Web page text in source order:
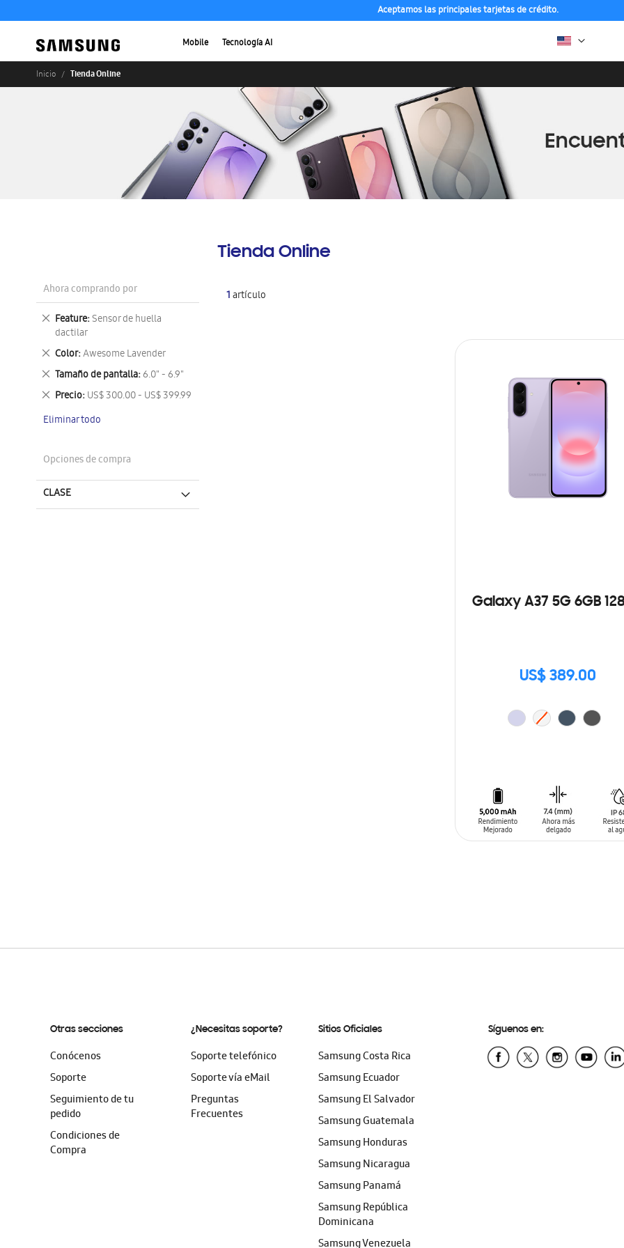
Aceptamos las principales tarjetas de crédito.
Mobile Tecnología AI
Inicio Tienda Online
Tienda Online
1artículo
Galaxy A37 5G 6GB
US$ 389.00
Ahora comprando por
Feature Sensor de huella
dactilar
Eliminar
este
artículo
Color Awesome Lavender
Eliminar
este
artículo
Tamaño de pantalla 6.0" - 6.9"
Eliminar
este
artículo
Precio US$ 300.00 - US$ 399.99
Eliminar
artículo
Eliminar todo
Opciones de compra
CLASE
Otras secciones
Conócenos
Soporte
Seguimiento de tu
pedido
Condiciones de
Compra
¿Necesitas soporte?
Soporte telefónico
Soporte vía eMail
Preguntas
Frecuentes
Sitios Oficiales
Samsung Costa Rica
Samsung Ecuador
Samsung El Salvador
Samsung Guatemala
Samsung Honduras
Samsung Nicaragua
Samsung Panamá
Samsung República
Dominicana
Samsung Venezuela
Síguenos en: